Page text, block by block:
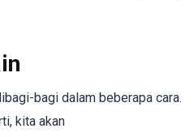
bagi dalam beberapa cara.
kita akan